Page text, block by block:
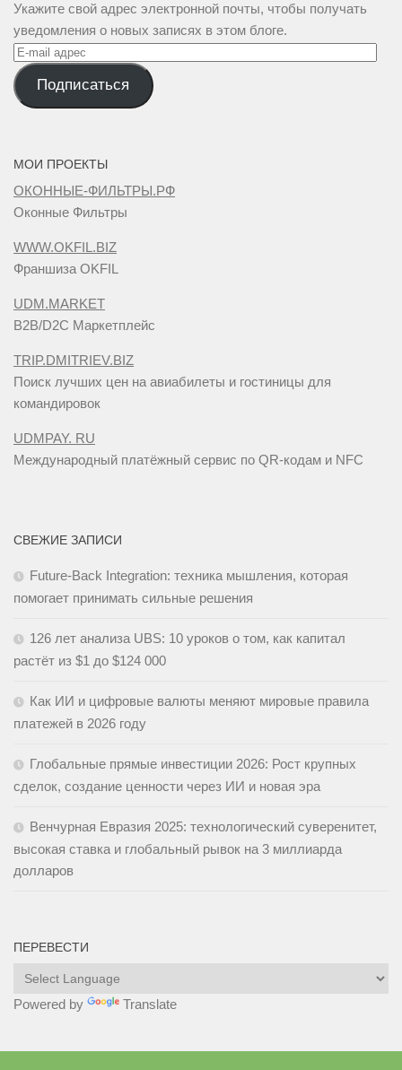
Укажите свой адрес электронной почты, чтобы получать
уведомления о новых записях в этом блоге.
E-
mail
адрес
Подписаться
МОИ ПРОЕКТЫ
ОКОННЫЕ-ФИЛЬТРЫ.РФ
Оконные Фильтры
WWW.OKFIL.BIZ
Франшиза OKFIL
UDM.MARKET
B2B/D2C Маркетплейс
TRIP.DMITRIEV.BIZ
Поиск лучших цен на авиабилеты и гостиницы для
командировок
UDMPAY. RU
Международный платёжный сервис по QR-кодам и NFC
СВЕЖИЕ ЗАПИСИ
Future-Back Integration: техника мышления, которая
помогает принимать сильные решения
126 лет анализа UBS: 10 уроков о том, как капитал
растёт из $1 до $124 000
Как ИИ и цифровые валюты меняют мировые правила
платежей в 2026 году
Глобальные прямые инвестиции 2026: Рост крупных
сделок, создание ценности через ИИ и новая эра
Венчурная Евразия 2025: технологический суверенитет,
высокая ставка и глобальный рывок на 3 миллиарда
долларов
ПЕРЕВЕСТИ
Powered by Translate